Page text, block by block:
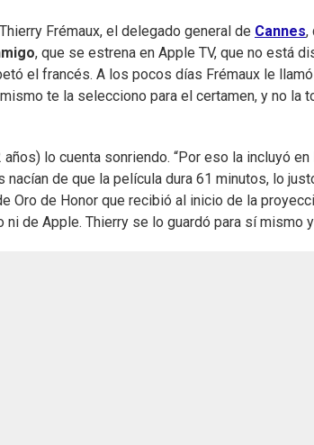
Frémaux, el delegado general de Cannes,
, que se estrena en Apple TV, que no está
el francés. A los pocos días Frémaux le
te la selecciono para el certamen, y no la
lo cuenta sonriendo. “Por eso la incluyó
nacían de que la película dura 61 minutos, lo
Oro de Honor que recibió al inicio de la
de Apple. Thierry se lo guardó para sí mismo